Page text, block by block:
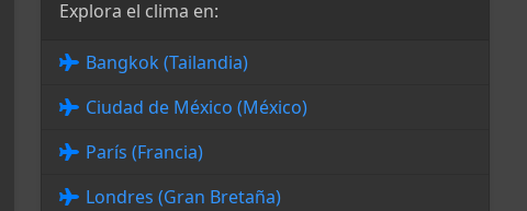
Explora el clima en:
Bangkok (Tailandia)
Ciudad de México (México)
París (Francia)
Londres (Gran Bretaña)